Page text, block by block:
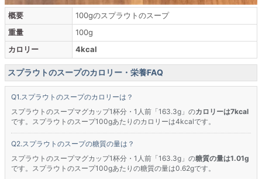
概要
100gのスプラウトのスープ
重量
100g
カロリー
4kcal
スプラウトのスープのカロリー・栄養FAQ
スプラウトのスープのカロリーは？
スプラウトのスープマグカップ1杯分・1人前「163.3g」のカロリーは7kcal
です。スプラウトのスープ100gあたりのカロリーは4kcalです。
スプラウトのスープの糖質の量は？
スプラウトのスープマグカップ1杯分・1人前「163.3g」の糖質の量は1.01g
です。スプラウトのスープ100gあたりの糖質の量は0.62gです。